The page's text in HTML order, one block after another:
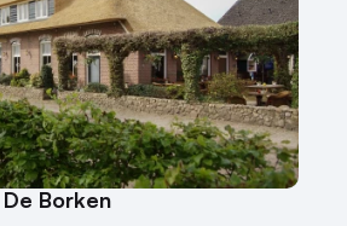
Borken